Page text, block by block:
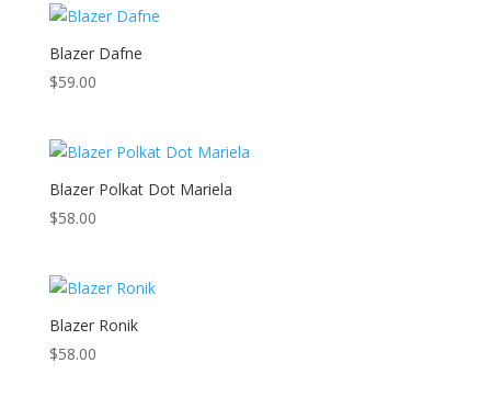
Blazer Dafne
$59.00
Blazer Polkat Dot Mariela
$58.00
Blazer Ronik
$58.00